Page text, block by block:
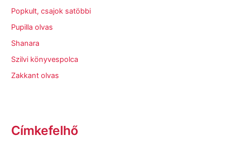
Popkult, csajok satöbbi
Pupilla olvas
Shanara
Szilvi könyvespolca
Zakkant olvas
Címkefelhő